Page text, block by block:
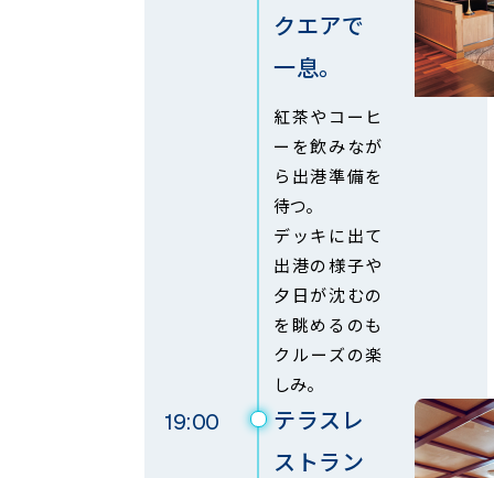
クエアで
一息。
紅茶やコーヒ
ーを飲みなが
ら出港準備を
待つ。
デッキに出て
出港の様子や
夕日が沈むの
を眺めるのも
クルーズの楽
しみ。
19:00
テラスレ
ストラン